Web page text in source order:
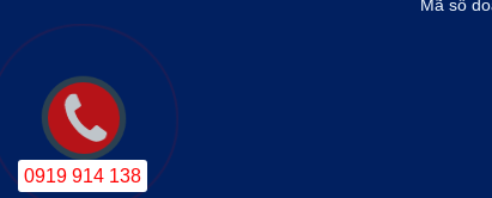
Mã số
0919 914 138